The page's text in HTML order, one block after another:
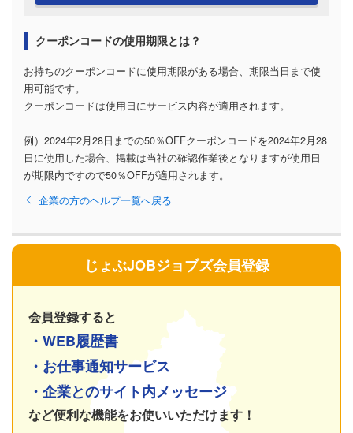
クーポンコードの使用期限とは？
お持ちのクーポンコードに使用期限がある場合、期限当日まで使
用可能です。
クーポンコードは使用日にサービス内容が適用されます。
例）2024年2月28日までの50％OFFクーポンコードを2024年2月28
日に使用した場合、掲載は当社の確認作業後となりますが使用日
が期限内ですので50％OFFが適用されます。
企業の方のヘルプ一覧へ戻る
じょぶJOBジョブズ会員登録
会員登録すると
・WEB履歴書
・お仕事通知サービス
・企業とのサイト内メッセージ
など便利な機能をお使いいただけます！